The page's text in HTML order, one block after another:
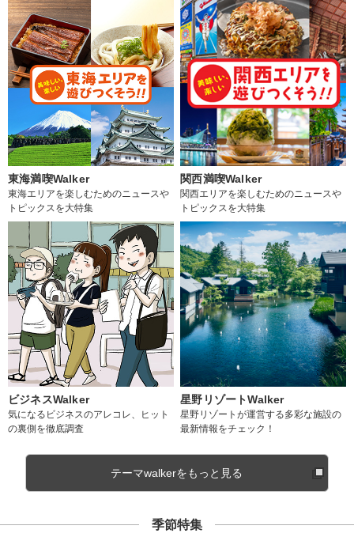
東海満喫Walker
東海エリアを楽しむためのニュースや
トピックスを大特集
関西満喫Walker
関西エリアを楽しむためのニュースや
トピックスを大特集
ビジネスWalker
気になるビジネスのアレコレ、ヒット
の裏側を徹底調査
星野リゾートWalker
星野リゾートが運営する多彩な施設の
最新情報をチェック！
テーマwalkerをもっと見る
季節特集